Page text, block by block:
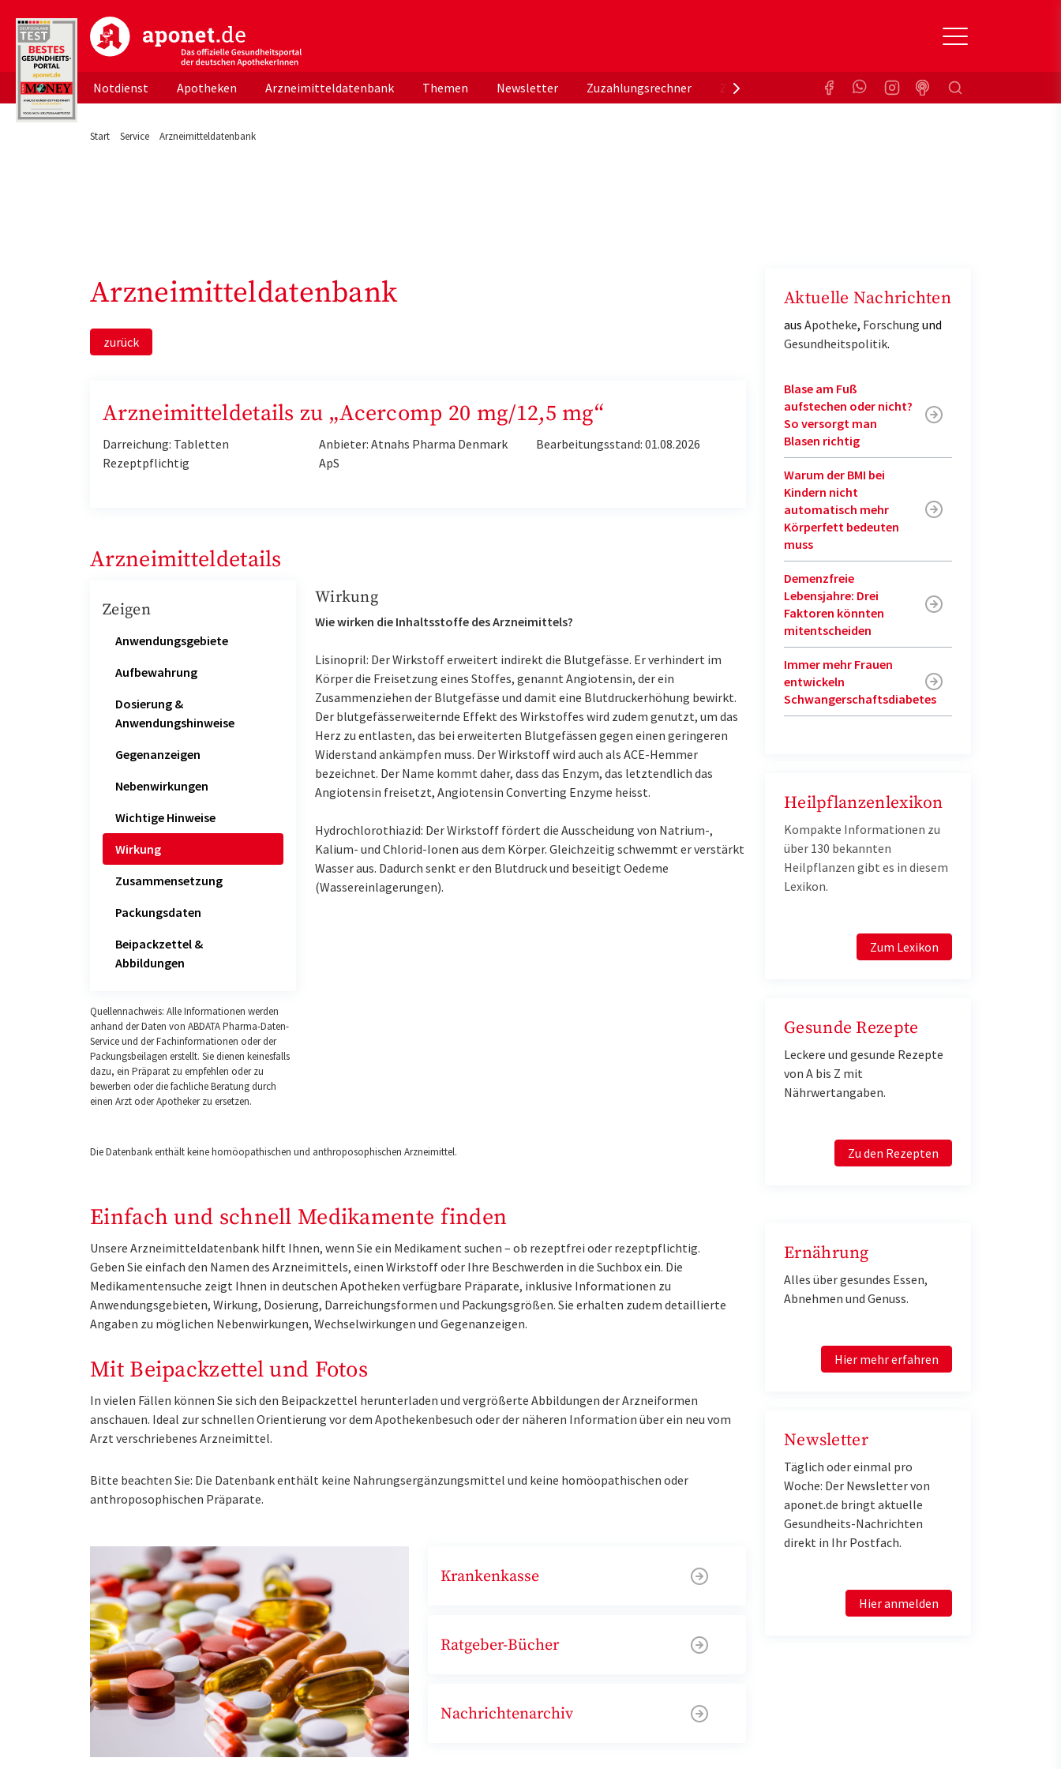
aponet.de - Das offizielle Gesundheitsportal der deutschen ApothekerInnen
Notdienst Apotheken Arzneimitteldatenbank Themen Newsletter Zuzahlungsrechner Zuzahlungsbefreiung KrankenkasseSuchen
Start Service Arzneimitteldatenbank
Arzneimitteldatenbank
zurück
Arzneimitteldetails zu „Acercomp 20 mg/12,5 mg“
Darreichung: Tabletten
Rezeptpflichtig
Anbieter: Atnahs Pharma Denmark
ApS
Bearbeitungsstand: 01.08.2026
Arzneimitteldetails
Zeigen
Anwendungsgebiete
Aufbewahrung
Dosierung &
Anwendungshinweise
Gegenanzeigen
Nebenwirkungen
Wichtige Hinweise
Wirkung
Zusammensetzung
Packungsdaten
Beipackzettel &
Abbildungen
Quellennachweis: Alle Informationen werden
anhand der Daten von ABDATA Pharma-Daten-
Service und der Fachinformationen oder der
Packungsbeilagen erstellt. Sie dienen keinesfalls
dazu, ein Präparat zu empfehlen oder zu
bewerben oder die fachliche Beratung durch
einen Arzt oder Apotheker zu ersetzen.
Wirkung
Wie wirken die Inhaltsstoffe des Arzneimittels?
Lisinopril: Der Wirkstoff erweitert indirekt die Blutgefässe. Er verhindert im
Körper die Freisetzung eines Stoffes, genannt Angiotensin, der ein
Zusammenziehen der Blutgefässe und damit eine Blutdruckerhöhung bewirkt.
Der blutgefässerweiternde Effekt des Wirkstoffes wird zudem genutzt, um das
Herz zu entlasten, das bei erweiterten Blutgefässen gegen einen geringeren
Widerstand ankämpfen muss. Der Wirkstoff wird auch als ACE-Hemmer
bezeichnet. Der Name kommt daher, dass das Enzym, das letztendlich das
Angiotensin freisetzt, Angiotensin Converting Enzyme heisst.
Hydrochlorothiazid: Der Wirkstoff fördert die Ausscheidung von Natrium-,
Kalium- und Chlorid-Ionen aus dem Körper. Gleichzeitig schwemmt er verstärkt
Wasser aus. Dadurch senkt er den Blutdruck und beseitigt Oedeme
(Wassereinlagerungen).
Die Datenbank enthält keine homöopathischen und anthroposophischen Arzneimittel.
Einfach und schnell Medikamente finden
Unsere Arzneimitteldatenbank hilft Ihnen, wenn Sie ein Medikament suchen – ob rezeptfrei oder rezeptpflichtig.
Geben Sie einfach den Namen des Arzneimittels, einen Wirkstoff oder Ihre Beschwerden in die Suchbox ein. Die
Medikamentensuche zeigt Ihnen in deutschen Apotheken verfügbare Präparate, inklusive Informationen zu
Anwendungsgebieten, Wirkung, Dosierung, Darreichungsformen und Packungsgrößen. Sie erhalten zudem detaillierte
Angaben zu möglichen Nebenwirkungen, Wechselwirkungen und Gegenanzeigen.
Mit Beipackzettel und Fotos
In vielen Fällen können Sie sich den Beipackzettel herunterladen und vergrößerte Abbildungen der Arzneiformen
anschauen. Ideal zur schnellen Orientierung vor dem Apothekenbesuch oder der näheren Information über ein neu vom
Arzt verschriebenes Arzneimittel.
Bitte beachten Sie: Die Datenbank enthält keine Nahrungsergänzungsmittel und keine homöopathischen oder
anthroposophischen Präparate.
Krankenkasse
Ratgeber-Bücher
Nachrichtenarchiv
Aktuelle Nachrichten
aus Apotheke, Forschung und
Gesundheitspolitik.
Blase am Fuß
aufstechen oder nicht?
So versorgt man
Blasen richtig
Warum der BMI bei
Kindern nicht
automatisch mehr
Körperfett bedeuten
muss
Demenzfreie
Lebensjahre: Drei
Faktoren könnten
mitentscheiden
Immer mehr Frauen
entwickeln
Schwangerschaftsdiabetes
Heilpflanzenlexikon
Kompakte Informationen zu
über 130 bekannten
Heilpflanzen gibt es in diesem
Lexikon.
Zum Lexikon
Gesunde Rezepte
Leckere und gesunde Rezepte
von A bis Z mit
Nährwertangaben.
Zu den Rezepten
Ernährung
Alles über gesundes Essen,
Abnehmen und Genuss.
Hier mehr erfahren
Newsletter
Täglich oder einmal pro
Woche: Der Newsletter von
aponet.de bringt aktuelle
Gesundheits-Nachrichten
direkt in Ihr Postfach.
Hier anmelden